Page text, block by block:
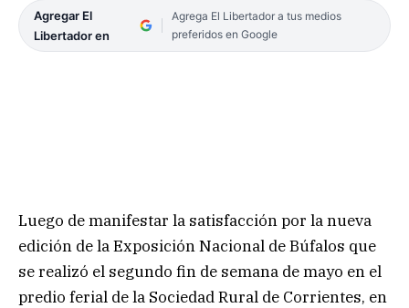
Agregar El
Libertador en
Agrega El Libertador a tus medios
preferidos en Google
Luego de manifestar la satisfacción por la nueva
edición de la Exposición Nacional de Búfalos que
se realizó el segundo fin de semana de mayo en el
predio ferial de la Sociedad Rural de Corrientes, en